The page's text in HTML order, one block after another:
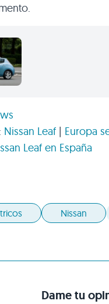
Nissan Leaf | Europa
Leaf en España
Nissan
Dame tu